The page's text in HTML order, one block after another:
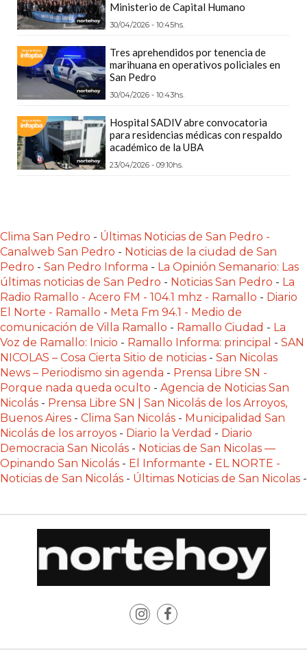
CHANGUITO.COM.AR
CÓMO
FUNCIONA:
CREAR
ONLINE
CON
PEDIDOS
ONLINE
GRATIS
EN
ARGENTINA:
CHANGUITO.COM.AR
OTRAS
PLATAFORMAS
DE
VENTA
WHATSAPP
CÓMO
RECIBIR
PEDIDOS
WHATSAPP:
Ministerio de Capital Humano
30/04/2026 - 10:45hs.
Tres aprehendidos por tenencia de
marihuana en operativos policiales en
San Pedro
30/04/2026 - 10:43hs.
Hospital SADIV abre convocatoria
para residencias médicas con respaldo
académico de la UBA
23/04/2026 - 09:10hs.
Clima San Pedro - Últimas Noticias de San Pedro -
Canalweb San Pedro - Noticias de la ciudad de San
Pedro - San Pedro Informa - La Opinión Semanario: Las
últimas noticias de San Pedro - Noticias San Pedro - La
Radio Ramallo - Acero FM - 104.1 mhz - Ramallo - Diario
El Norte - Ramallo - Meta Fm 94.1 - Medio de
comunicación de Villa Ramallo - Ramallo Ciudad - La
Voz de Ramallo: Inicio - Ramallo Informa: principal - SAN
NICOLAS – Cosa Cierta Sitio de noticias - San Nicolas
News – Periodismo sin agenda - Prensa Libre SN -
Porque nada queda oculto - Agencia de Noticias San
Nicolás - Prensa Libre SN | San Nicolás de los Arroyos,
Buenos Aires - Clima San Nicolás - Municipalidad San
Nicolás de los arroyos - Diario la Verdad - Diario
Democracia San Nicolás - Noticias de San Nicolas —
Opinando San Nicolás - El Informante - EL NORTE -
Noticias de San Nicolás - Últimas Noticias de San Nicolas -